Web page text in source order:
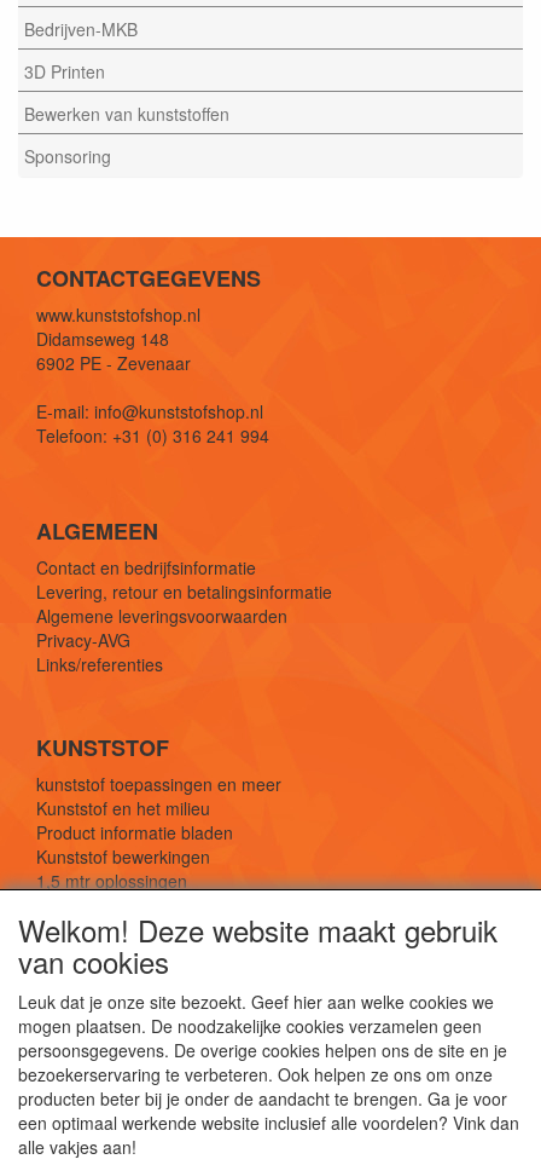
Bedrijven-MKB
3D Printen
Bewerken van kunststoffen
Sponsoring
CONTACTGEGEVENS
www.kunststofshop.nl
Didamseweg 148
6902 PE - Zevenaar
E-mail: info@kunststofshop.nl
Telefoon: +31 (0) 316 241 994
ALGEMEEN
Contact en bedrijfsinformatie
Levering, retour en betalingsinformatie
Algemene leveringsvoorwaarden
Privacy-AVG
Links/referenties
KUNSTSTOF
kunststof toepassingen en meer
Kunststof en het milieu
Product informatie bladen
Kunststof bewerkingen
1,5 mtr oplossingen
SOCIALE MEDIA
De webshop voor kunststof platen, folies, buizen
Welkom! Deze website maakt gebruik
van cookies
Leuk dat je onze site bezoekt. Geef hier aan welke cookies we
mogen plaatsen. De noodzakelijke cookies verzamelen geen
persoonsgegevens. De overige cookies helpen ons de site en je
bezoekerservaring te verbeteren. Ook helpen ze ons om onze
producten beter bij je onder de aandacht te brengen. Ga je voor
een optimaal werkende website inclusief alle voordelen? Vink dan
alle vakjes aan!